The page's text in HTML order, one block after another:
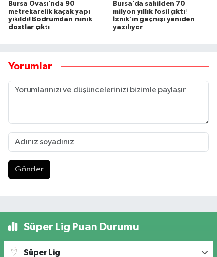
Bursa Ovası’nda 90
metrekarelik kaçak yapı
yıkıldı! Bodrumdan minik
dostlar çıktı
Bursa’da sahilden 70
milyon yıllık fosil çıktı!
İznik’in geçmişi yeniden
yazılıyor
Yorumlar
Gönder
Süper Lig Puan Durumu
Süper Lig